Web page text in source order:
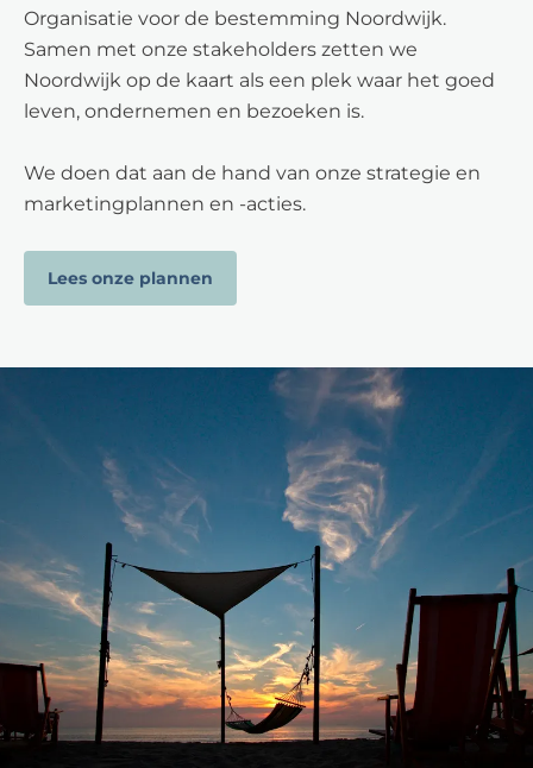
Organisatie voor de bestemming Noordwijk.
Samen met onze stakeholders zetten we
Noordwijk op de kaart als een plek waar het goed
leven, ondernemen en bezoeken is.
We doen dat aan de hand van onze strategie en
marketingplannen en -acties.
Lees onze plannen